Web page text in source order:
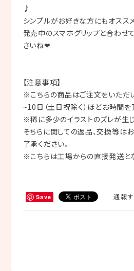
♪
シンプルがお好きな方にもオスス
発売中のスマホグリップと合わせ
さいね❤
【注意事項】
※こちらの商品はご注文をいただ
~10日（土日祝除く）ほどお時間を
※稀に多少のイラストのズレが生
そちらに関しての返品、交換等は
了承ください。
※こちらは工場からの直接発送と
Save 通報す